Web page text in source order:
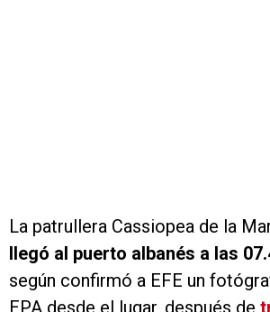
La patrullera Cassiopea de la
llegó al puerto albanés a las
según confirmó a EFE un
EPA desde el lugar, después de